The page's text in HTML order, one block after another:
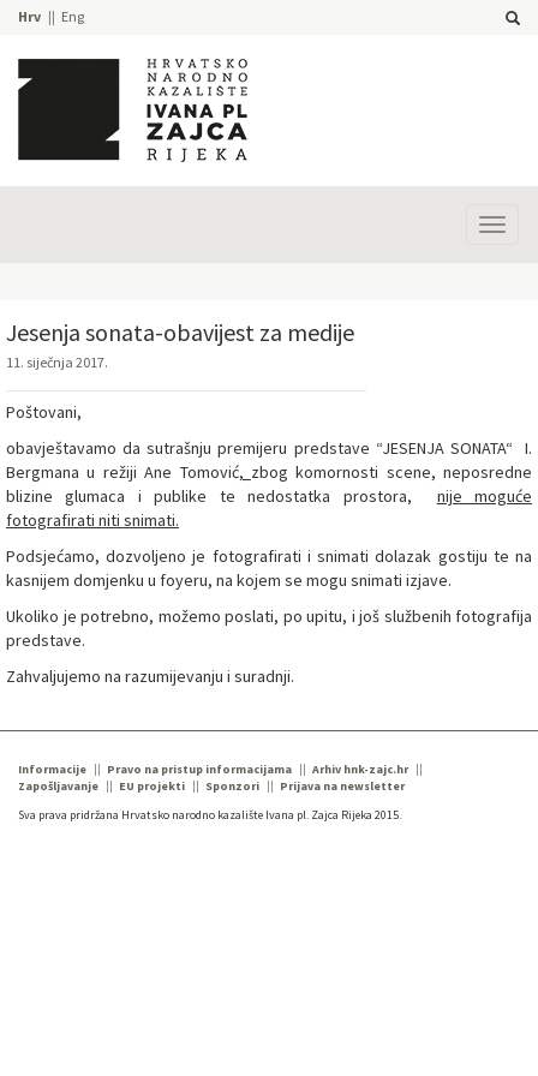
Hrv Eng
Jesenja sonata-obavijest za medije
11. siječnja 2017.
Poštovani,
obavještavamo da sutrašnju premijeru predstave “JESENJA SONATA“ I.
Bergmana u režiji Ane Tomović, zbog komornosti scene, neposredne
blizine glumaca i publike te nedostatka prostora, nije moguće
fotografirati niti snimati.
Podsjećamo, dozvoljeno je fotografirati i snimati dolazak gostiju te na
kasnijem domjenku u foyeru, na kojem se mogu snimati izjave.
Ukoliko je potrebno, možemo poslati, po upitu, i još službenih fotografija
predstave.
Zahvaljujemo na razumijevanju i suradnji.
Informacije Pravo na pristup informacijama
Arhiv hnk-zajc.hr
Zapošljavanje
EU projekti Sponzori
Prijava na newsletter
Sva prava pridržana Hrvatsko narodno kazalište Ivana pl. Zajca Rijeka 2015.